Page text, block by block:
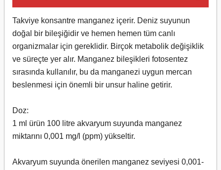
Takviye konsantre manganez içerir. Deniz suyunun
doğal bir bileşiğidir ve hemen hemen tüm canlı
organizmalar için gereklidir. Birçok metabolik değişiklik
ve süreçte yer alır. Manganez bileşikleri fotosentez
sırasında kullanılır, bu da manganezi uygun mercan
beslenmesi için önemli bir unsur haline getirir.
Doz:
1 ml ürün 100 litre akvaryum suyunda manganez
miktarını 0,001 mg/l (ppm) yükseltir.
Akvaryum suyunda önerilen manganez seviyesi 0,001-